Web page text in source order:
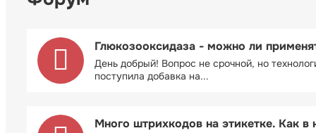
Глюкозооксидаза - можно ли
День добрый! Вопрос не срочной, но
поступила добавка на...
Много штрихкодов на этикетке. Как в